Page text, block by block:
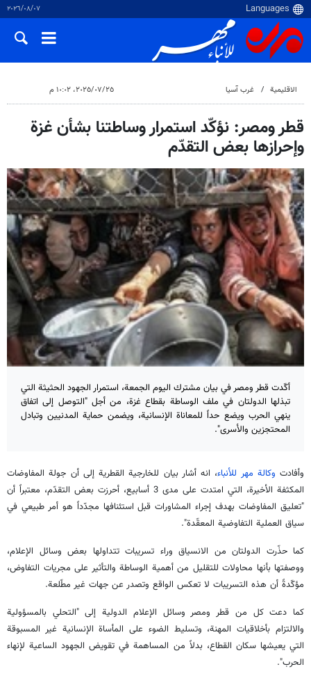
٠٧‏/٠٨‏/٢٠٢٦
الاقلیمیة غرب آسیا ٢٥‏/٠٧‏/٢٠٢٥، ١٠:٠٢ م
قطر ومصر: نؤكّد استمرار وساطتنا بشأن غزة
وإحرازها بعض التقدّم
أكّدت قطر ومصر في بيان مشترك اليوم الجمعة، استمرار الجهود الحثيثة التي
تبذلها الدولتان في ملف الوساطة بقطاع غزة، من أجل "التوصل إلى اتفاق
ينهي الحرب ويضع حداً للمعاناة الإنسانية، ويضمن حماية المدنيين وتبادل
المحتجزين والأسرى".
وأفادت وكالة مهر للأنباء، انه أشار بيان للخارجية القطرية إلى أن جولة المفاوضات
المكثفة الأخيرة، التي امتدت على مدى 3 أسابيع، أحرزت بعض التقدّم، معتبراً أن
"تعليق المفاوضات بهدف إجراء المشاورات قبل استئنافها مجدّداً هو أمر طبيعي في
سياق العملية التفاوضية المعقّدة".
كما حذّرت الدولتان من الانسياق وراء تسريبات تتداولها بعض وسائل الإعلام،
ووصفتها بأنها محاولات للتقليل من أهمية الوساطة والتأثير على مجريات التفاوض،
مؤكّدةً أن هذه التسريبات لا تعكس الواقع وتصدر عن جهات غير مطّلعة.
كما دعت كل من قطر ومصر وسائل الإعلام الدولية إلى "التحلي بالمسؤولية
والالتزام بأخلاقيات المهنة، وتسليط الضوء على المأساة الإنسانية غير المسبوقة
التي يعيشها سكان القطاع، بدلاً من المساهمة في تقويض الجهود الساعية لإنهاء
الحرب".